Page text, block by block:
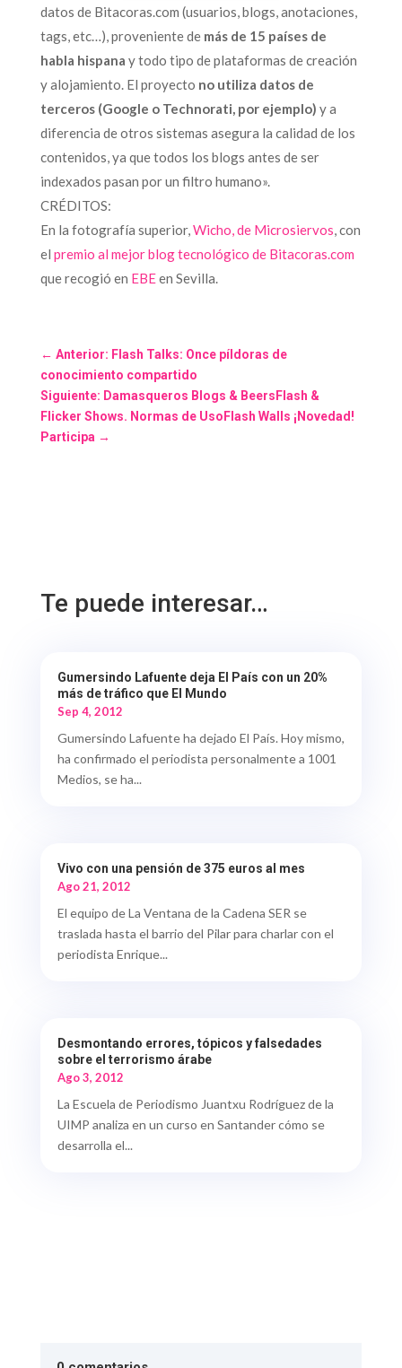
datos de Bitacoras.com (usuarios, blogs, anotaciones,
tags, etc…), proveniente de más de 15 países de
habla hispana y todo tipo de plataformas de creación
y alojamiento. El proyecto no utiliza datos de
terceros (Google o Technorati, por ejemplo) y a
diferencia de otros sistemas asegura la calidad de los
contenidos, ya que todos los blogs antes de ser
indexados pasan por un filtro humano».
CRÉDITOS:
En la fotografía superior,Wicho, de Microsiervos, con
el premio al mejor blog tecnológico de Bitacoras.com
que recogió en EBEen Sevilla.
← Anterior: Flash Talks: Once píldoras de
conocimiento compartido
Siguiente: Damasqueros Blogs & BeersFlash &
Flicker Shows. Normas de UsoFlash Walls ¡Novedad!
Participa →
Te puede interesar…
Gumersindo Lafuente deja El País con un 20%
más de tráfico que El Mundo
Sep 4, 2012
Gumersindo Lafuente ha dejado El País. Hoy mismo,
ha confirmado el periodista personalmente a 1001
Medios, se ha...
Vivo con una pensión de 375 euros al mes
Ago 21, 2012
El equipo de La Ventana de la Cadena SER se
traslada hasta el barrio del Pilar para charlar con el
periodista Enrique...
Desmontando errores, tópicos y falsedades
sobre el terrorismo árabe
Ago 3, 2012
La Escuela de Periodismo Juantxu Rodríguez de la
UIMP analiza en un curso en Santander cómo se
desarrolla el...